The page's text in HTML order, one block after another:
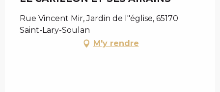
Rue Vincent Mir, Jardin de l"église, 65170
Saint-Lary-Soulan
M'y rendre